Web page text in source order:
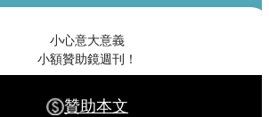
小心意大意義
小額贊助鏡週刊！
贊助本文